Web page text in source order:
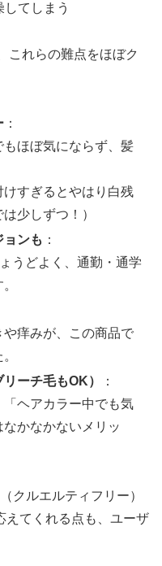
てしまう
これらの難点をほぼク
：
ほぼ気にならず、髪
けすぎるとやはり白残
少しずつ！）
ンも ：
うどよく、通勤・通学
痒みが、この商品で
ーチ毛もOK）
：
ヘアカラー中でも気
かなかないメリッ
クルエルティフリー）
えてくれる点も、ユーザ